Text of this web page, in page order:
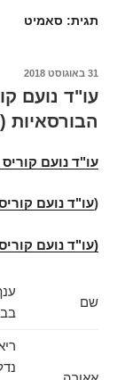
תגית:סאמיט
פורסם
עו"ד נועם
הבורסאיות
עו"ד נועם קוריס
עו"ד נועם
(עו"ד נועם
שם
ענף